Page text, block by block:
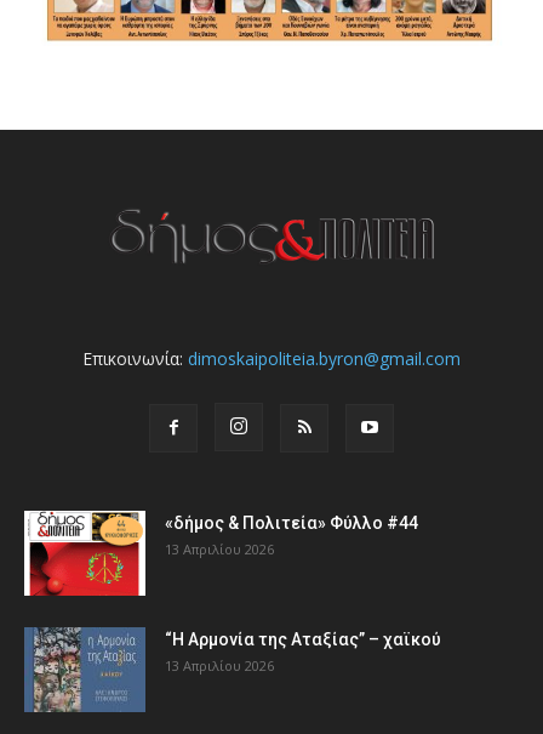
Επικοινωνία: dimoskaipoliteia.byron@gmail.com
«δήμος & Πολιτεία» Φύλλο #44
13 Απριλίου 2026
“Η Αρμονία της Αταξίας” – χαϊκού
13 Απριλίου 2026